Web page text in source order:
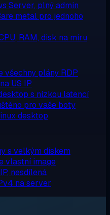
Server, plný admin
metal pro jednoho
RAM, disk na míru
všechny plány RDP
US IP
s nízkou latencí
pro vaše boty
desktop
s velkým diskem
vlastní image
nesdílená
na server